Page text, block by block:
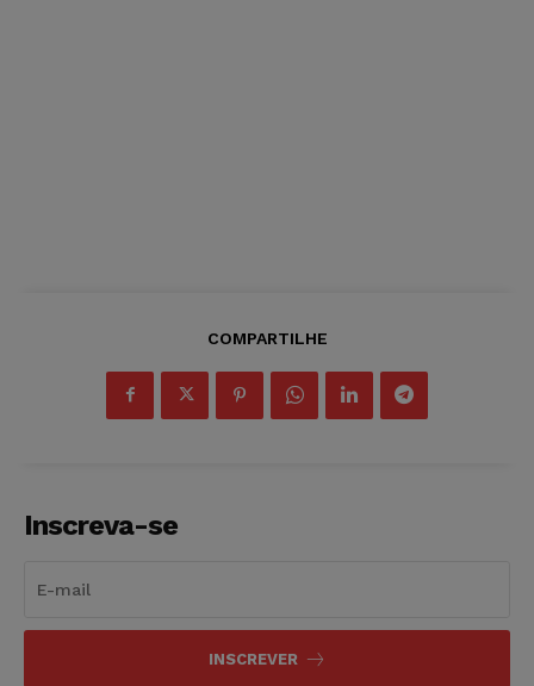
COMPARTILHE
Inscreva-se
INSCREVER